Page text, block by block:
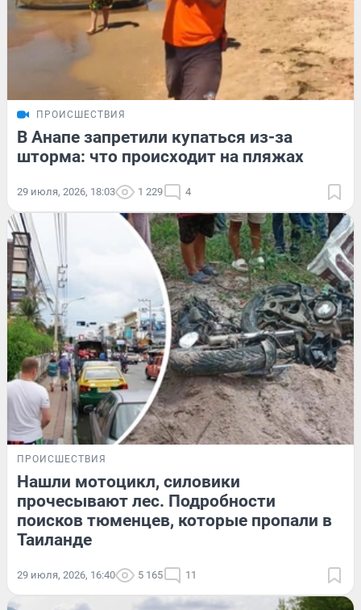
ПРОИСШЕСТВИЯ
В Анапе запретили купаться из-за
шторма: что происходит на пляжах
29 июля, 2026, 18:03 1 229 4
ПРОИСШЕСТВИЯ
Нашли мотоцикл, силовики
прочесывают лес. Подробности
поисков тюменцев, которые пропали в
Таиланде
29 июля, 2026, 16:40 5 165 11